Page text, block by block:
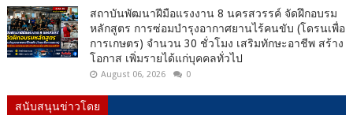
สถาบันพัฒนาฝีมือแรงงาน 8 นครสวรรค์ จัดฝึกอบรม
หลักสูตร การซ่อมบำรุงอากาศยานไร้คนขับ (โดรนเพื่อ
การเกษตร) จำนวน 30 ชั่วโมง เสริมทักษะอาชีพ สร้าง
โอกาส เพิ่มรายได้แก่บุคคลทั่วไป
August 06, 2026 0
สนับสนุนข่าวโดย